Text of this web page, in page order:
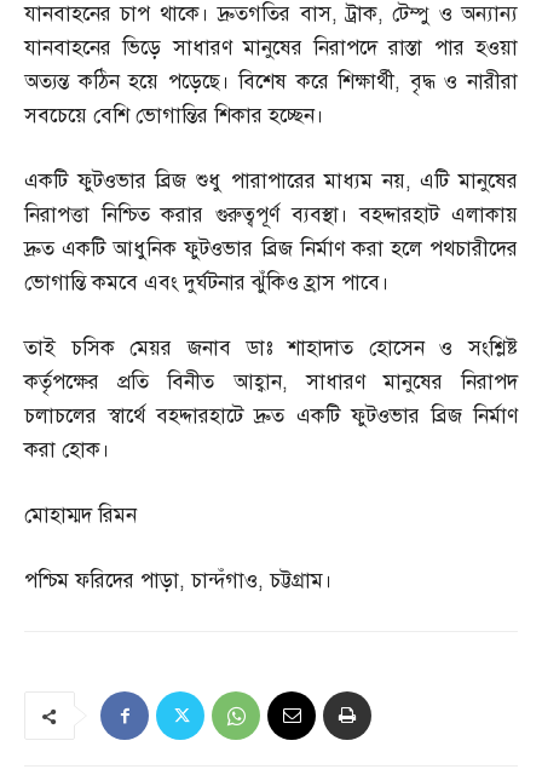
যানবাহনের চাপ থাকে। দ্রুতগতির বাস,ট্রাক,টেম্পু ও অন্যান্য
যানবাহনের ভিড়ে সাধারণ মানুষের নিরাপদে রাস্তা পার হওয়া
অত্যন্ত কঠিন হয়ে পড়েছে। বিশেষ করে শিক্ষার্থী,বৃদ্ধ ও নারীরা
সবচেয়ে বেশি ভোগান্তির শিকার হচ্ছেন।
একটি ফুটওভার ব্রিজ শুধু পারাপারের মাধ্যম নয়,এটি মানুষের
নিরাপত্তা নিশ্চিত করার গুরুত্বপূর্ণ ব্যবস্থা। বহদ্দারহাট এলাকায়
দ্রুত একটি আধুনিক ফুটওভার ব্রিজ নির্মাণ করা হলে পথচারীদের
ভোগান্তি কমবে এবং দুর্ঘটনার ঝুঁকিও হ্রাস পাবে।
তাই চসিক মেয়র জনাব ডাঃ শাহাদাত হোসেন ও সংশ্লিষ্ট
কর্তৃপক্ষের প্রতি বিনীত আহ্বান,সাধারণ মানুষের নিরাপদ
চলাচলের স্বার্থে বহদ্দারহাটে দ্রুত একটি ফুটওভার ব্রিজ নির্মাণ
করা হোক।
মোহাম্মদ রিমন
পশ্চিম ফরিদের পাড়া,চান্দঁগাও,চট্টগ্রাম।